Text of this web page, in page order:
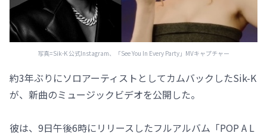
写真=Sik-K 公式Instagram、「See You In Every Party」MVキャプチャー
約3年ぶりにソロアーティストとしてカムバックしたSik-K
が、新曲のミュージックビデオを公開した。
彼は、9日午後6時にリリースしたフルアルバム「POP A L